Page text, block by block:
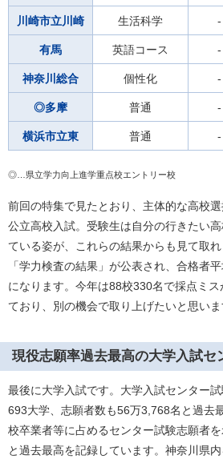
川崎市立川崎 生活科学 -
有馬 英語コース -
神奈川総合 個性化 -
◎多摩 普通 -
横浜市立東 普通 -
◎…県立学力向上進学重点校エントリー校
前回の特集で見たとおり、主体的な高校
公立高校入試。受験生は自分の行きたい
ている姿が、これらの結果からも見て取
「学力検査の結果」が公表され、合格者
になります。今年は88校330名で採点ミ
ており、別の機会で取り上げたいと思いま
現役志願率過去最高の大学入試セ
最後に大学入試です。大学入試センター
693大学、志願者数も56万3,768名と過去
校卒業者等に占めるセンター試験志願者
と過去最高を記録しています。神奈川県